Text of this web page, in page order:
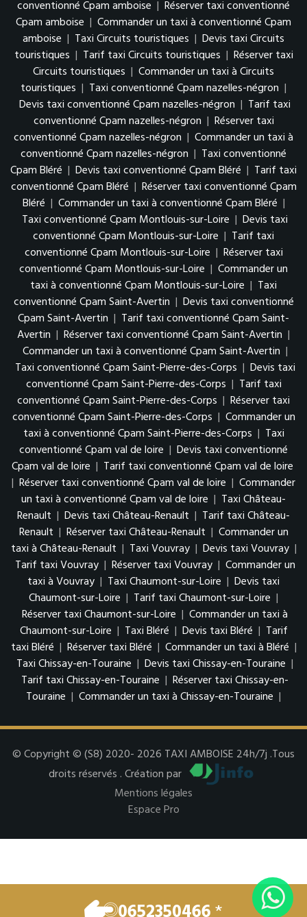
conventionné Cpam amboise | Réserver taxi conventionné
Cpam amboise | Commander un taxi à conventionné Cpam
amboise | Taxi Circuits touristiques | Devis taxi Circuits
touristiques | Tarif taxi Circuits touristiques | Réserver taxi
Circuits touristiques | Commander un taxi à Circuits
touristiques | Taxi conventionné Cpam nazelles-négron |
Devis taxi conventionné Cpam nazelles-négron | Tarif taxi
conventionné Cpam nazelles-négron | Réserver taxi
conventionné Cpam nazelles-négron | Commander un taxi à
conventionné Cpam nazelles-négron | Taxi conventionné
Cpam Bléré | Devis taxi conventionné Cpam Bléré | Tarif taxi
conventionné Cpam Bléré | Réserver taxi conventionné Cpam
Bléré | Commander un taxi à conventionné Cpam Bléré |
Taxi conventionné Cpam Montlouis-sur-Loire | Devis taxi
conventionné Cpam Montlouis-sur-Loire | Tarif taxi
conventionné Cpam Montlouis-sur-Loire | Réserver taxi
conventionné Cpam Montlouis-sur-Loire | Commander un
taxi à conventionné Cpam Montlouis-sur-Loire | Taxi
conventionné Cpam Saint-Avertin | Devis taxi conventionné
Cpam Saint-Avertin | Tarif taxi conventionné Cpam Saint-
Avertin | Réserver taxi conventionné Cpam Saint-Avertin |
Commander un taxi à conventionné Cpam Saint-Avertin |
Taxi conventionné Cpam Saint-Pierre-des-Corps | Devis taxi
conventionné Cpam Saint-Pierre-des-Corps | Tarif taxi
conventionné Cpam Saint-Pierre-des-Corps | Réserver taxi
conventionné Cpam Saint-Pierre-des-Corps | Commander un
taxi à conventionné Cpam Saint-Pierre-des-Corps | Taxi
conventionné Cpam val de loire | Devis taxi conventionné
Cpam val de loire | Tarif taxi conventionné Cpam val de loire
| Réserver taxi conventionné Cpam val de loire | Commander
un taxi à conventionné Cpam val de loire | Taxi Château-
Renault | Devis taxi Château-Renault | Tarif taxi Château-
Renault | Réserver taxi Château-Renault | Commander un
taxi à Château-Renault | Taxi Vouvray | Devis taxi Vouvray |
Tarif taxi Vouvray | Réserver taxi Vouvray | Commander un
taxi à Vouvray | Taxi Chaumont-sur-Loire | Devis taxi
Chaumont-sur-Loire | Tarif taxi Chaumont-sur-Loire |
Réserver taxi Chaumont-sur-Loire | Commander un taxi à
Chaumont-sur-Loire | Taxi Bléré | Devis taxi Bléré | Tarif
taxi Bléré | Réserver taxi Bléré | Commander un taxi à Bléré |
Taxi Chissay-en-Touraine | Devis taxi Chissay-en-Touraine |
Tarif taxi Chissay-en-Touraine | Réserver taxi Chissay-en-
Touraine | Commander un taxi à Chissay-en-Touraine |
© Copyright © (S8) 2020- 2026 TAXI AMBOISE 24h/7j .Tous
droits réservés . Création par
Mentions légales
Espace Pro